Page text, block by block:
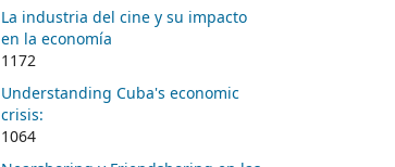
La industria del cine y su impacto
en la economía
1172
Understanding Cuba's economic
crisis:
1064